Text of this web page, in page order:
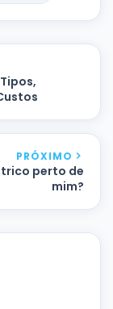
PRÓXIMO
perto de
mim?